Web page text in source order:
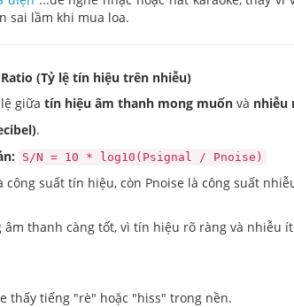
sai lầm khi mua loa.
(Tỷ lệ tín hiệu trên nhiễu)
giữa tín hiệu âm thanh mong muốn và nhiễu
.
S/N = 10 * log10(Psignal / Pnoise)
công suất tín hiệu, còn Pnoise là công suất
âm thanh càng tốt, vì tín hiệu rõ ràng và nhiễu
thấy tiếng "rè" hoặc "hiss" trong nền.